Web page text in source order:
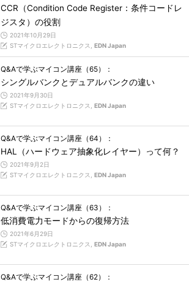
CCR（Condition Code Register：条件コードレ
ジスタ）の役割
2021年10月29日
STマイクロエレクトロニクス, EDN Japan
Q&Aで学ぶマイコン講座（65）：
シングルバンクとデュアルバンクの違い
2021年9月30日
STマイクロエレクトロニクス, EDN Japan
Q&Aで学ぶマイコン講座（64）：
HAL（ハードウェア抽象化レイヤー）って何？
2021年9月2日
STマイクロエレクトロニクス, EDN Japan
Q&Aで学ぶマイコン講座（63）：
低消費電力モードからの復帰方法
2021年6月29日
STマイクロエレクトロニクス, EDN Japan
Q&Aで学ぶマイコン講座（62）：